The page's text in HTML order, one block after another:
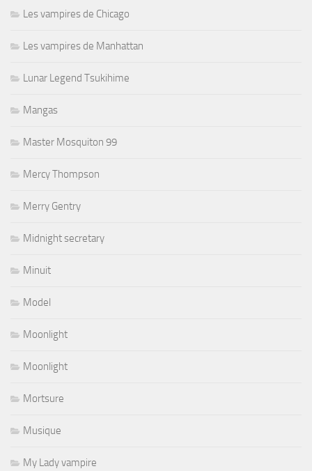
Les vampires de Chicago
Les vampires de Manhattan
Lunar Legend Tsukihime
Mangas
Master Mosquiton 99
Mercy Thompson
Merry Gentry
Midnight secretary
Minuit
Model
Moonlight
Moonlight
Mortsure
Musique
My Lady vampire